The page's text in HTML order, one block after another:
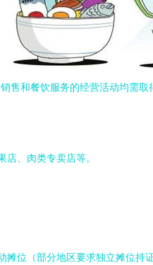
和餐饮服务的经营活动均需
、肉类专卖店等。
位（部分地区要求独立摊位持证